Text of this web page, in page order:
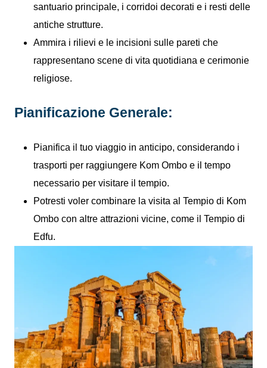
santuario principale, i corridoi decorati e i resti delle
antiche strutture.
Ammira i rilievi e le incisioni sulle pareti che
rappresentano scene di vita quotidiana e cerimonie
religiose.
Pianificazione Generale:
Pianifica il tuo viaggio in anticipo, considerando i
trasporti per raggiungere Kom Ombo e il tempo
necessario per visitare il tempio.
Potresti voler combinare la visita al Tempio di Kom
Ombo con altre attrazioni vicine, come il Tempio di
Edfu.